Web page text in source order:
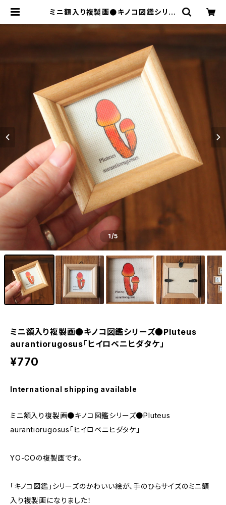
ミニ額入り複製画●キノコ図鑑シリー
「ヒイロベニヒダタケ」 | YO-CO's S
1/5
ミニ額入り複製画●キノコ図鑑シリーズ●Pluteus
aurantiorugosus「ヒイロベニヒダタケ」
¥770
International shipping available
ミニ額入り複製画●キノコ図鑑シリーズ●Pluteus
aurantiorugosus「ヒイロベニヒダタケ」
YO-COの複製画です。
「キノコ図鑑」シリーズのかわいい絵が、手のひらサイズのミニ額
入り複製画になりました！